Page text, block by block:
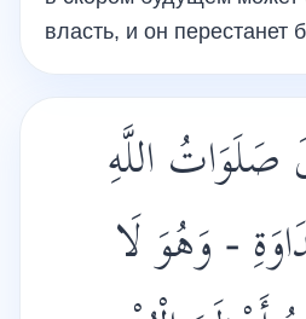
власть, и он перестанет
صَلَوَاتُ اللَّهِ
- وَهُوَ لَا